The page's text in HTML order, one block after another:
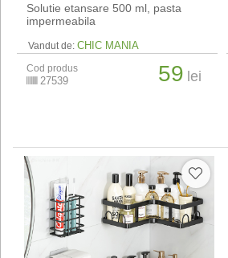
Solutie etansare 500 ml, pasta
impermeabila
Vandut de: CHIC MANIA
Cod produs
27539 59 lei